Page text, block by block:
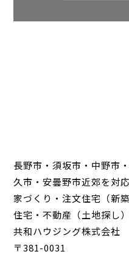
長野市・須坂市・中野市
久市・安曇野市近郊を対
家づくり・注文住宅（新
住宅・不動産（土地探し
共和ハウジング株式会社
〒381-0031